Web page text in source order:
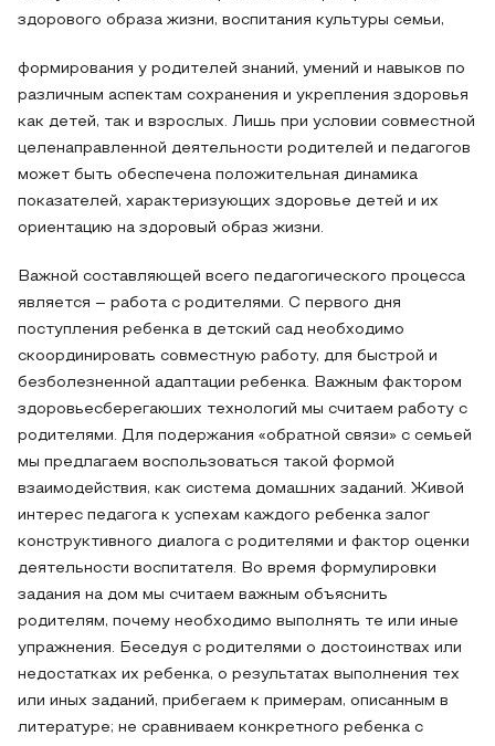
здорового образа жизни, воспитания культуры семьи,
формирования у родителей знаний, умений и навыков по
различным аспектам сохранения и укрепления здоровья
как детей, так и взрослых. Лишь при условии совместной
целенаправленной деятельности родителей и педагогов
может быть обеспечена положительная динамика
показателей, характеризующих здоровье детей и их
ориентацию на здоровый образ жизни.
Важной составляющей всего педагогического процесса
является – работа с родителями. С первого дня
поступления ребенка в детский сад необходимо
скоординировать совместную работу, для быстрой и
безболезненной адаптации ребенка. Важным фактором
здоровьесберегаюших технологий мы считаем работу с
родителями. Для подержания «обратной связи» с семьей
мы предлагаем воспользоваться такой формой
взаимодействия, как система домашних заданий. Живой
интерес педагога к успехам каждого ребенка залог
конструктивного диалога с родителями и фактор оценки
деятельности воспитателя. Во время формулировки
задания на дом мы считаем важным объяснить
родителям, почему необходимо выполнять те или иные
упражнения. Беседуя с родителями о достоинствах или
недостатках их ребенка, о результатах выполнения тех
или иных заданий, прибегаем к примерам, описанным в
литературе; не сравниваем конкретного ребенка с